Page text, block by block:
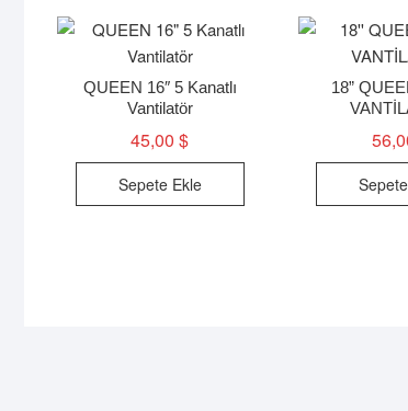
QUEEN 16″ 5 Kanatlı
Vantilatör
45,00$
Sepete Ekle
18”